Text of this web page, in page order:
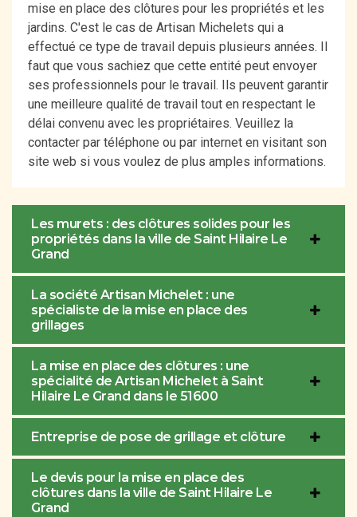
mise en place des clôtures pour les propriétés et les
jardins. C'est le cas de Artisan Michelets qui a
effectué ce type de travail depuis plusieurs années. Il
faut que vous sachiez que cette entité peut envoyer
ses professionnels pour le travail. Ils peuvent garantir
une meilleure qualité de travail tout en respectant le
délai convenu avec les propriétaires. Veuillez la
contacter par téléphone ou par internet en visitant son
site web si vous voulez de plus amples informations.
Les murets : des clôtures solides pour les
propriétés dans la ville de Saint Hilaire Le
Grand
La société Artisan Michelet : une
spécialiste de la mise en place des
grillages
La mise en place des clôtures : une
spécialité de Artisan Michelet à Saint
Hilaire Le Grand dans le 51600
Entreprise de pose de grillage et clôture
Le devis pour la mise en place des
clôtures dans la ville de Saint Hilaire Le
Grand